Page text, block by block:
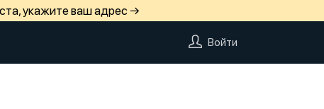
укажите ваш адрес →
Войти